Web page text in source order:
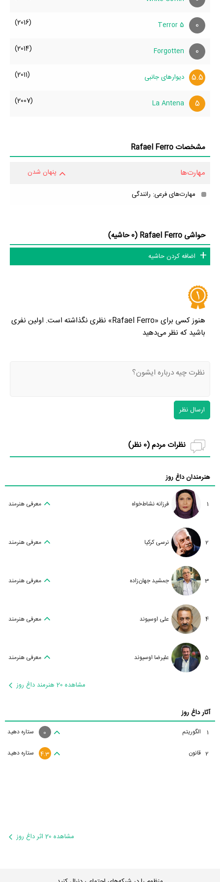
سوابق کاری و بیوگرافی Rafael Ferro درخشان‌تر خواهد شد. مثلا اثری که
در بیوگرافی Rafael Ferro بیشترین امتیاز را از مردم گرفته است،
فیلم
دیوارهای جانبی
کمترین امتیاز را گرفته است،
Rafael Ferro، وضعیت تأهل و همسر Rafael Ferro، فرزندان Rafael
برای ما ارسال کنید.
0
Terror 5
(2016)
0
Forgotten
(2014)
5.5 دیوارهای جانبی (2011)
5
La Antena
(2007)
مشخصات Rafael Ferro
مهارت‌ها پنهان شدن
مهارت‌های فرعی: رانندگی
حواشی Rafael Ferro (0 حاشیه)
اضافه کردن حاشیه
هنوز کسی برای «Rafael Ferro» نظری نگذاشته است. اولین نفری
باشید که نظر می‌دهید
ارسال نظر
نظرات مردم (0 نظر)
هنرمندان داغ روز
1 فرزانه نشاط‌خواه معرفی هنرمند
2 نرسی کرکیا معرفی هنرمند
3 جمشید جهان‌زاده معرفی هنرمند
4 علی اوسیوند معرفی هنرمند
5 علیرضا اوسیوند معرفی هنرمند
مشاهده 20 هنرمند داغ روز
آثار داغ روز
1 الگوریتم ستاره دهید 0
2 قانون ستاره دهید 4.3
مشاهده 20 اثر داغ روز